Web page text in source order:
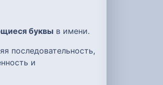
буквы в имени.
последовательность,
и